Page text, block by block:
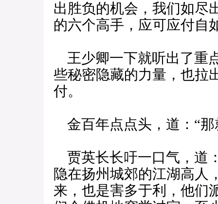
出胜负的机会，我们如尽
的六个高手，应可应付自
王少卿一下就听出了重
些秘密隐藏的力量，也拉
付。
金百年点点头，道：“
贾英长长吁一口气，道
隐在扬州城郊的江湖高人
来，也是害多于利，他们